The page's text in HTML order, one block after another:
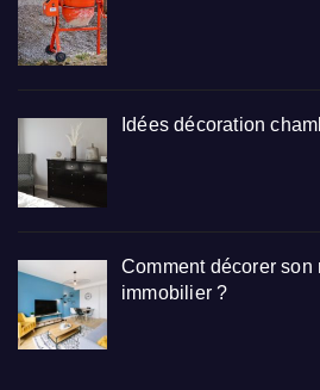
Idées décoration
Comment décorer
immobilier ?